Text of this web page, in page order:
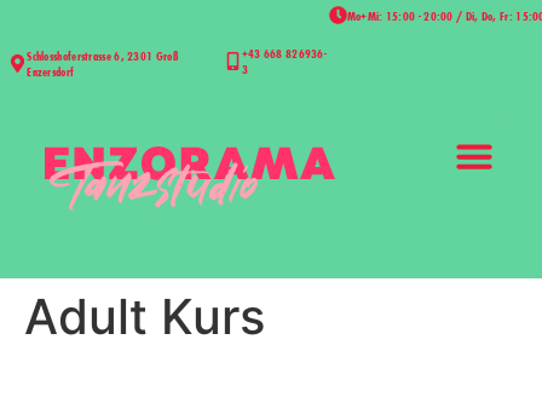
Schlosshoferstrasse 6, 2301 Groß
Enzersdorf
+43 668 826936-
3
Mo+Mi: 15:00 - 20:00 / Di, Do, Fr:
Adult Kurs